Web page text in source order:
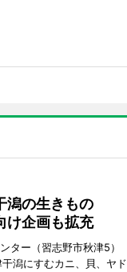
潟の生きもの
企画も拡充
ター（習志野市秋津5）
潟にすむカニ、貝、ヤド